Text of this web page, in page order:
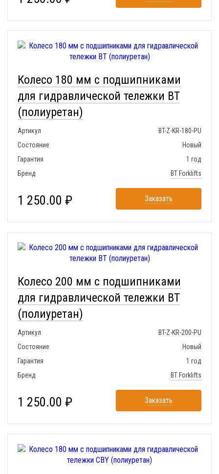
Колесо 180 мм с подшипниками
для гидравлической тележки BT
(полиуретан)
Артикул
BT-Z-KR-180-PU
Состояние
Новый
Гарантия
1 год
Бренд
BT Forklifts
1 250.00 ₽ Заказать
Колесо 200 мм с подшипниками
для гидравлической тележки BT
(полиуретан)
Артикул
BT-Z-KR-200-PU
Состояние
Новый
Гарантия
1 год
Бренд
BT Forklifts
1 250.00 ₽ Заказать